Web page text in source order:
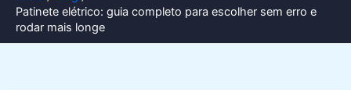
Patinete elétrico: guia completo para escolher sem erro e
rodar mais longe